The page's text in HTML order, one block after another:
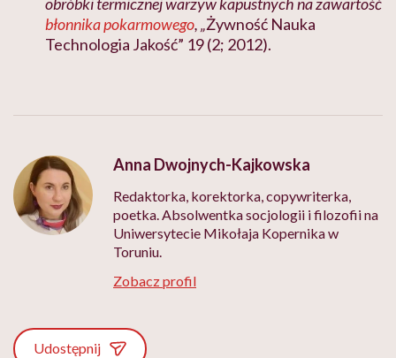
błonnika pokarmowego, „Żywność Nauka
Technologia Jakość” 19 (2; 2012).
Anna Dwojnych-Kajkowska
Redaktorka, korektorka, copywriterka,
poetka. Absolwentka socjologii i filozofii na
Uniwersytecie Mikołaja Kopernika w
Toruniu.
Zobacz profil
Udostępnij